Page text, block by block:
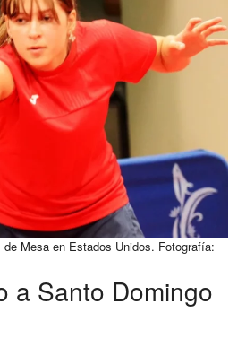
Mesa en Estados Unidos. Fotografía:
a Santo Domingo